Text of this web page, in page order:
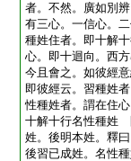
者。不然。廣如別
有三心。一信心。
種姓住者。即十解
心。即十迴向。西
今且會之。如彼經
即彼經云。習種姓
性種姓者。謂在住
十解十行名性種姓
姓。後明本姓。釋
後習已成姓。名性